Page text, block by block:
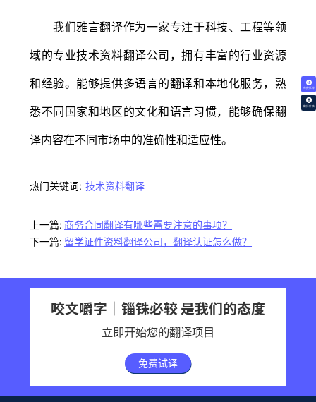
免费试译
翻译价格
我们雅言翻译作为一家专注于科技、工程等领
域的专业技术资料翻译公司，拥有丰富的行业资源
和经验。能够提供多语言的翻译和本地化服务，熟
悉不同国家和地区的文化和语言习惯，能够确保翻
译内容在不同市场中的准确性和适应性。
热门关键词: 技术资料翻译
上一篇: 商务合同翻译有哪些需要注意的事项？
下一篇: 留学证件资料翻译公司，翻译认证怎么做？
咬文嚼字｜锱铢必较 是我们的态度
立即开始您的翻译项目
免费试译